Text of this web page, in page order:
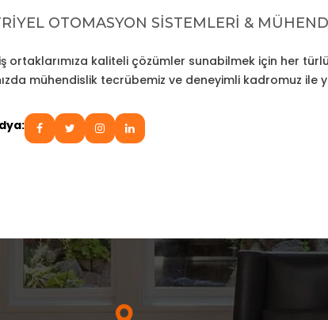
OTOMASYON SİSTEMLERİ &
ortaklarımıza kaliteli çözümler sunabilmek için her
mühendislik tecrübemiz ve deneyimli kadromuz ile